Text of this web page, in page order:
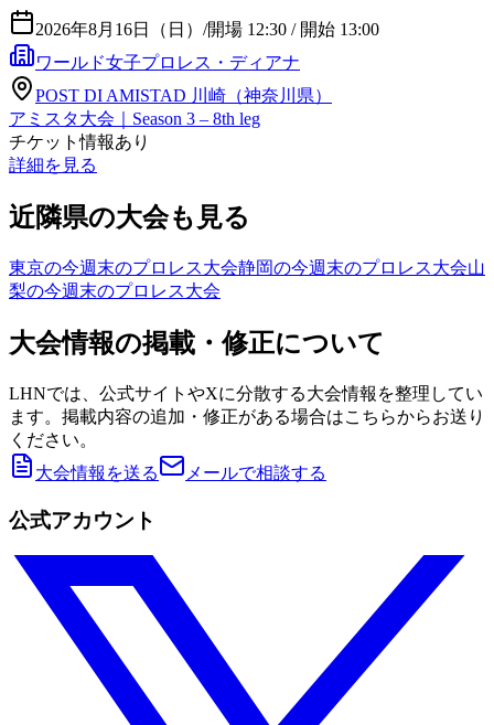
2026年8月16日（日） /開場 12:30 / 開始 13:00
ワールド女子プロレス・ディアナ
POST DI AMISTAD 川崎（神奈川県）
アミスタ大会｜Season 3 – 8th leg
チケット情報あり
詳細を見る
近隣県の大会も見る
東京の今週末のプロレス大会静岡の今週末のプロレス大会山
梨の今週末のプロレス大会
大会情報の掲載・修正について
LHNでは、公式サイトやXに分散する大会情報を整理してい
ます。掲載内容の追加・修正がある場合はこちらからお送り
ください。
大会情報を送る
メールで相談する
公式アカウント